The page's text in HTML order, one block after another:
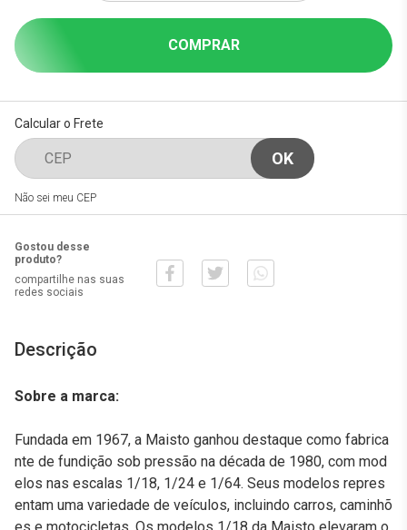
COMPRAR
Calcular o Frete
Não sei meu CEP
Gostou desse
produto?
compartilhe nas suas
redes sociais
Descrição
Sobre a marca:
Fundada em 1967, a Maisto ganhou destaque como fabrica
nte de fundição sob pressão na década de 1980, com mod
elos nas escalas 1/18, 1/24 e 1/64. Seus modelos repres
entam uma variedade de veículos, incluindo carros, caminhõ